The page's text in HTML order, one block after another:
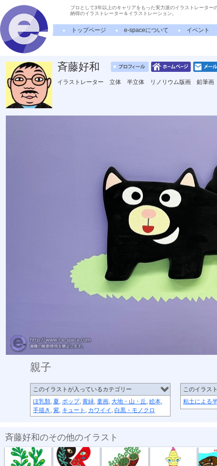
プロとして3年以上のキャリアをもった実力派のイラストレーター
納得のイラストレーター＆イラストレーション。
トップページ e-spaceについて イベント
斉藤好和
イラストレーター 立体 半立体 リノリウム版画 鉛筆画
親子
このイラストが入っているカテゴリー
ほ乳類, 夏, ポップ, 黄緑, 童画, 大地・山・丘, 絵本,
手描き , 紫, キュート , カワイイ , 白黒・モノクロ
このイラス
粘土による
斉藤好和のその他のイラスト
植物のチカラ 組み合わせ 植木鉢